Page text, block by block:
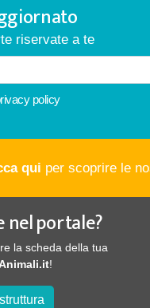
riservate a te
policy
qui per scoprire le
nel portale?
la scheda della tua
!